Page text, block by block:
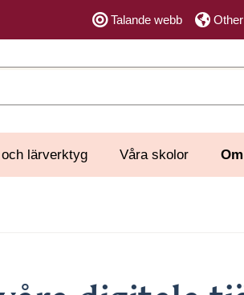
Talande webb
lärverktyg Våra skolor